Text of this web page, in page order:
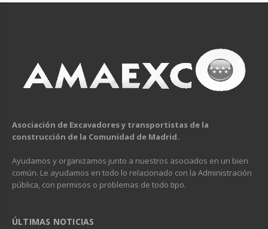
Asociación de Excavadores y transportistas de la
construcción de la Comunidad de Madrid.
Ayudamos y organizamos junto a nuestros asociados en un bien
común. Le ayudamos en todo lo relacionado con la Administración
pública, con permisos o problemas de todo tipo.
ÚLTIMAS NOTICIAS